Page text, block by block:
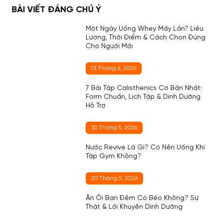
BÀI VIẾT ĐÁNG CHÚ Ý
Một Ngày Uống Whey Mấy Lần? Liều
Lượng, Thời Điểm & Cách Chọn Đúng
Cho Người Mới
01 Tháng 6, 2026
7 Bài Tập Calisthenics Cơ Bản Nhất:
Form Chuẩn, Lịch Tập & Dinh Dưỡng
Hỗ Trợ
30 Tháng 5, 2026
Nước Revive Là Gì? Có Nên Uống Khi
Tập Gym Không?
20 Tháng 5, 2026
Ăn Ổi Ban Đêm Có Béo Không? Sự
Thật & Lời Khuyên Dinh Dưỡng